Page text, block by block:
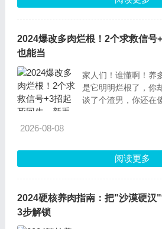
2024爆改多肉烂根！2个求救信号
也能当
家人们！谁懂啊！养
是它明明烂根了，你
谈了个渣男，你还在
1.树干长“胡须”？不
2026-08-08
阅读更多
2024硬核养肉指南：把"沙漠硬汉"
3步解锁